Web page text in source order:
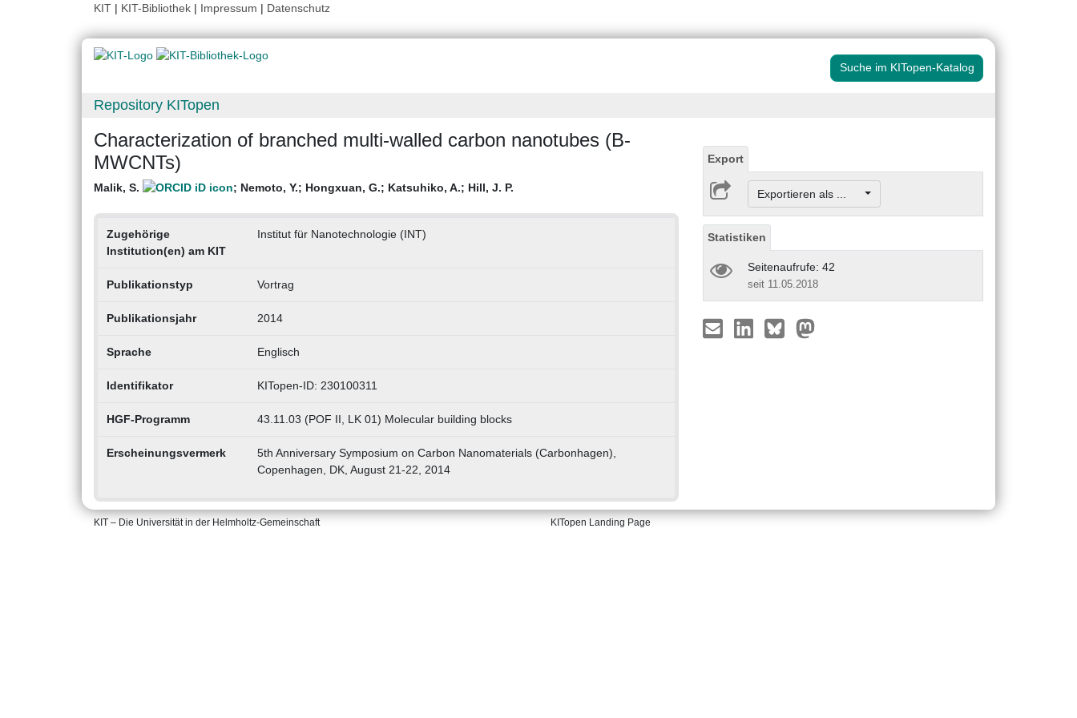
KIT | KIT-Bibliothek | Impressum | Datenschutz
Suche im KITopen-Katalog
Repository KITopen
Characterization of branched multi-walled carbon nanotubes (B-
MWCNTs)
Malik, S. ; Nemoto, Y.; Hongxuan, G.; Katsuhiko, A.; Hill, J. P.
Zugehörige
Institution(en) am KIT
Institut für Nanotechnologie (INT)
Publikationstyp Vortrag
Publikationsjahr 2014
Sprache Englisch
Identifikator KITopen-ID: 230100311
HGF-Programm 43.11.03 (POF II, LK 01) Molecular building blocks
Erscheinungsvermerk
5th Anniversary Symposium on Carbon Nanomaterials (Carbonhagen),
Copenhagen, DK, August 21-22, 2014
Export
Exportieren als ...
Statistiken
Seitenaufrufe: 42
seit 11.05.2018
KIT – Die Universität in der Helmholtz-Gemeinschaft KITopen Landing Page